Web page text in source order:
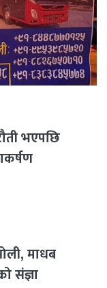
भएपछि
माधब
संज्ञा